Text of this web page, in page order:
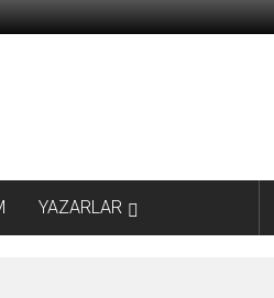
YAZARLAR